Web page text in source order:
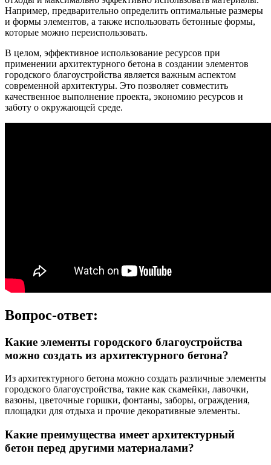
Например, предварительно определить оптимальные размеры
и формы элементов, а также использовать бетонные формы,
которые можно переиспользовать.
В целом, эффективное использование ресурсов при
применении архитектурного бетона в создании элементов
городского благоустройства является важным аспектом
современной архитектуры. Это позволяет совместить
качественное выполнение проекта, экономию ресурсов и
заботу о окружающей среде.
Вопрос-ответ:
Какие элементы городского благоустройства
можно создать из архитектурного бетона?
Из архитектурного бетона можно создать различные элементы
городского благоустройства, такие как скамейки, лавочки,
вазоны, цветочные горшки, фонтаны, заборы, ограждения,
площадки для отдыха и прочие декоративные элементы.
Какие преимущества имеет архитектурный
бетон перед другими материалами?